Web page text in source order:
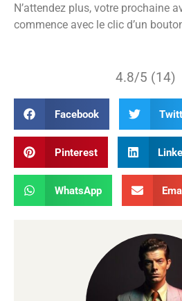
N’attendez plus, votre prochaine
commence avec le clic d’un
4.8/5 (14)
Facebook
Pinterest
WhatsApp